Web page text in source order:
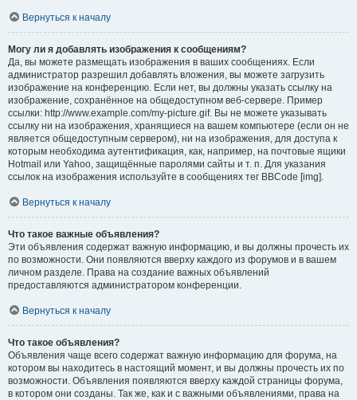
Вернуться к началу
Могу ли я добавлять изображения к сообщениям?
Да, вы можете размещать изображения в ваших сообщениях. Если
администратор разрешил добавлять вложения, вы можете загрузить
изображение на конференцию. Если нет, вы должны указать ссылку на
изображение, сохранённое на общедоступном веб-сервере. Пример
ссылки: http://www.example.com/my-picture.gif. Вы не можете указывать
ссылку ни на изображения, хранящиеся на вашем компьютере (если он не
является общедоступным сервером), ни на изображения, для доступа к
которым необходима аутентификация, как, например, на почтовые ящики
Hotmail или Yahoo, защищённые паролями сайты и т. п. Для указания
ссылок на изображения используйте в сообщениях тег BBCode [img].
Вернуться к началу
Что такое важные объявления?
Эти объявления содержат важную информацию, и вы должны прочесть их
по возможности. Они появляются вверху каждого из форумов и в вашем
личном разделе. Права на создание важных объявлений
предоставляются администратором конференции.
Вернуться к началу
Что такое объявления?
Объявления чаще всего содержат важную информацию для форума, на
котором вы находитесь в настоящий момент, и вы должны прочесть их по
возможности. Объявления появляются вверху каждой страницы форума,
в котором они созданы. Так же, как и с важными объявлениями, права на